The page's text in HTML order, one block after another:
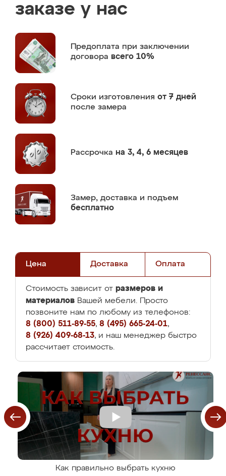
заказе у нас
Предоплата при заключении
договора всего 10%
Сроки изготовления от 7 дней
после замера
Рассрочка на 3, 4, 6 месяцев
Замер, доставка и подъем
бесплатно
Цена Доставка Оплата
Стоимость зависит от размеров и
материалов Вашей мебели. Просто
позвоните нам по любому из телефонов:
8 (800) 511-89-55, 8 (495) 665-24-01,
8 (926) 409-68-13, и наш менеджер быстро
рассчитает стоимость.
Как правильно выбрать кухню